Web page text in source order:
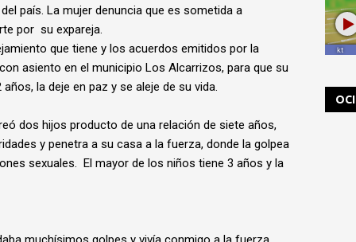
país. La mujer denuncia que es sometida a
por su expareja.
que tiene y los acuerdos emitidos por la
asiento en el municipio Los Alcarrizos, para que su
la deje en paz y se aleje de su vida.
dos hijos producto de una relación de siete años,
y penetra a su casa a la fuerza, donde la golpea
sexuales. El mayor de los niños tiene 3 años y la